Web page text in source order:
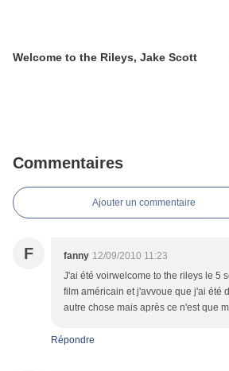
Welcome to the Rileys, Jake Scott
Commentaires
Ajouter un commentaire
F fanny 12/09/2010 11:23
J'ai été voirwelcome to the rileys le 5
film américain et j'avvoue que j'ai été
autre chose mais après ce n'est que
Répondre